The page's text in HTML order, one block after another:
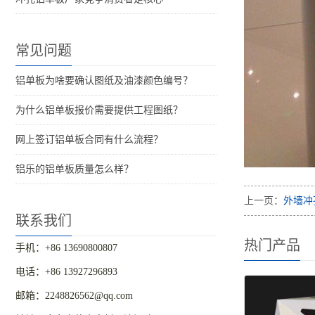
常见问题
铝单板为啥要确认图纸及油漆颜色编号？
为什么铝单板报价需要提供工程图纸？
网上签订铝单板合同有什么流程？
铝乐的铝单板质量怎么样？
联系我们
手机：+86 13690800807
电话：+86 13927296893
邮箱：2248826562@qq.com
上一页： 外墙
热门产品